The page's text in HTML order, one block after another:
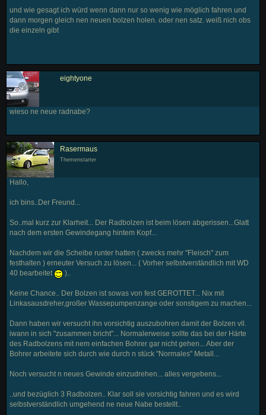
und wie gesagt ich würd wenn dann nur so wenig wie möglich fahren und
dann morgen gleich nen neuen bolzen holen. oder nen satz. weiß nich obs
die einzeln gibt
eightyone
wieso ne neue radnabe?
Rasermaus
Themenstarter
Hallo,
ich bins..Der Freund...
So..mal kurz zur Klarheit... Der Radbolzen ist beim lösen abgerissen...Glatt
nach dem ersten Gewindegang hintem Kopf...
Nachdem wir die Scheibe runter hatten ( zwecks mehr "Fleisch" zum
festhalten ) erneuter Versuch zu lösen... ( Vorher selbstverständlich mit WD
40 bearbeitet
)..
Keine Chance.. Der Bolzen ist sowas von fest GEROTTET... Nix mit
Linkasausdreher,großer Wassepumpenzange oder sonstigem zu machen...
Dann haben wir versucht ihn vorsichtig auszubohren damit der Bolzen vll.
iwann in sich "zusammen bricht"... Normalerweise sollte das bei der Härte
des Radbolzens mit nem einfachen Bohrer gar nicht gehen... Aber der
Bohrer arbeitete sich durch wie durch n stück "Normales" Metall...
Noch versucht n neues Gewinde einzudrehen... alles vergebens...
..und bezüglich 3 Radbolzen.. Klar soll sie vorsichtig fahren und es wird
selbstverständlich umgehend ne neue Nabe bestellt..